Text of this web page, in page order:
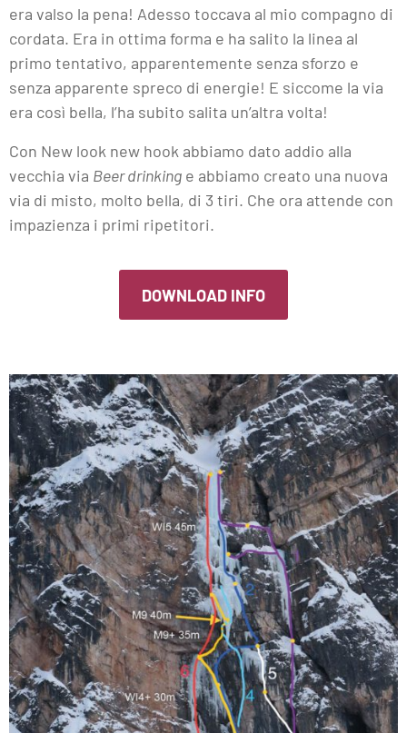
era valso la pena! Adesso toccava al mio compagno di
cordata. Era in ottima forma e ha salito la linea al
primo tentativo, apparentemente senza sforzo e
senza apparente spreco di energie! E siccome la via
era così bella, l’ha subito salita un’altra volta!
Con New look new hook abbiamo dato addio alla
vecchia via Beer drinking e abbiamo creato una nuova
via di misto, molto bella, di 3 tiri. Che ora attende con
impazienza i primi ripetitori.
DOWNLOAD INFO